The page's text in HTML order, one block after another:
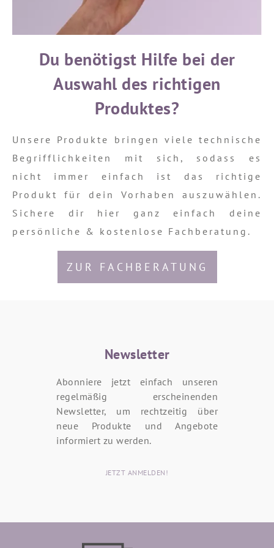
Du benötigst Hilfe bei der
Auswahl des richtigen
Produktes?
Unsere Produkte bringen viele technische
Begrifflichkeiten mit sich, sodass es
nicht immer einfach ist das richtige
Produkt für dein Vorhaben auszuwählen.
Sichere dir hier ganz einfach deine
persönliche & kostenlose Fachberatung.
ZUR FACHBERATUNG
Newsletter
Abonniere jetzt einfach unseren
regelmäßig erscheinenden
Newsletter, um rechtzeitig über
neue Produkte und Angebote
informiert zu werden.
JETZT ANMELDEN!